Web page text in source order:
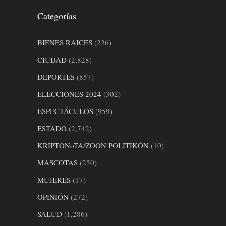
Categorías
BIENES RAICES(226)
CIUDAD(2,828)
DEPORTES(857)
ELECCIONES 2024 (302)
ESPECTÁCULOS(959)
ESTADO(2,742)
KRIPTONoTA/ZOON POLITIKÓN(10)
MASCOTAS(250)
MUJERES(17)
OPINIÓN(272)
SALUD(1,286)